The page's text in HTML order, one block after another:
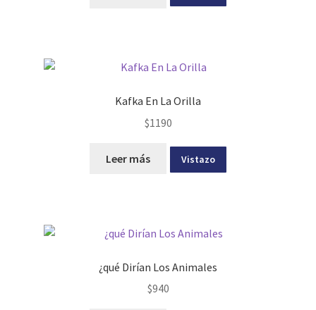
Kafka En La Orilla
$1190
Leer más Vistazo
¿qué Dirían Los Animales
$940